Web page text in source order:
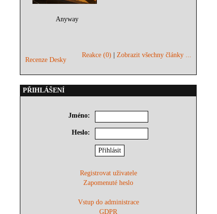
Anyway
Recenze Desky
Reakce (0) |Zobrazit všechny články ...
PŘIHLÁŠENÍ
Jméno:
Heslo:
Registrovat uživatele
Zapomenuté heslo
Vstup do administrace
GDPR